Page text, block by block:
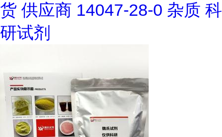
货 供应商 14047-28-0 杂质 科
研试剂